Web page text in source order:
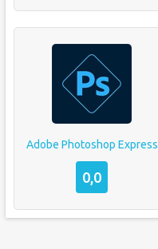
Adobe Photoshop Express
0,0